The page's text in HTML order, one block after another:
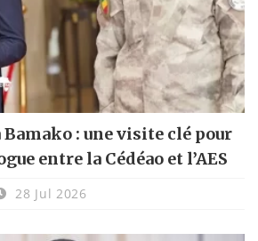
Bamako : une visite clé pour
entre la Cédéao et l’AES
28 Jul 2026